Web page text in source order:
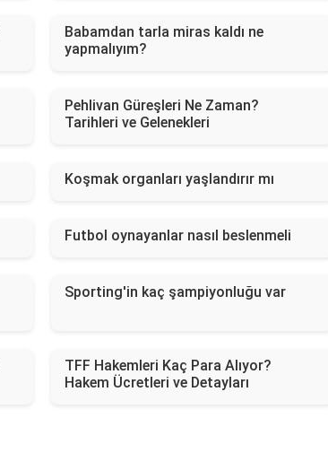
Babamdan tarla miras kaldı ne
yapmalıyım?
Pehlivan Güreşleri Ne Zaman?
Tarihleri ve Gelenekleri
Koşmak organları yaşlandırır mı
Futbol oynayanlar nasıl beslenmeli
Sporting'in kaç şampiyonluğu var
TFF Hakemleri Kaç Para Alıyor?
Hakem Ücretleri ve Detayları